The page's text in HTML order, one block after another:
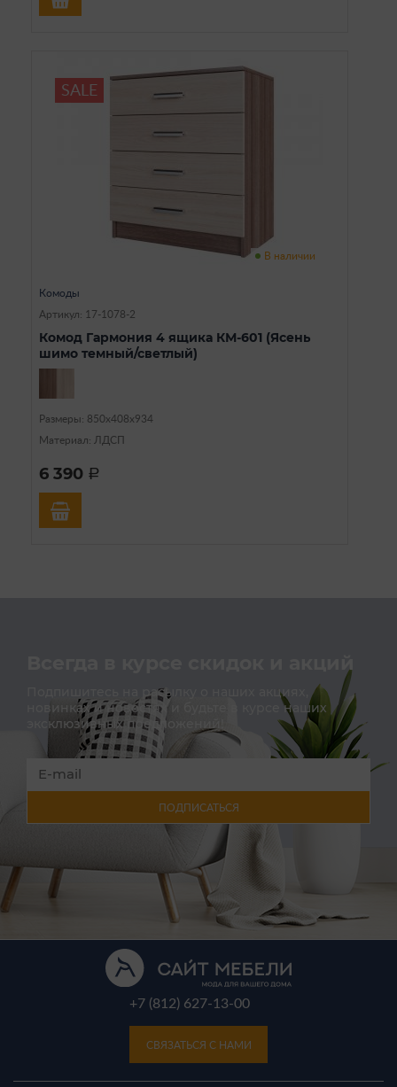
SALE
В наличии
Комоды
Артикул: 17-1078-2
Комод Гармония 4 ящика КМ-601 (Ясень
шимо темный/светлый)
Размеры: 850х408х934
Материал: ЛДСП
6 390 a
Всегда в курсе скидок и акций
Подпишитесь на расылку о наших акциях,
новинках и новостях и будьте в курсе наших
эксклюзивных предложений!
ПОДПИСАТЬСЯ
+7 (812) 627-13-00
СВЯЗАТЬСЯ С НАМИ